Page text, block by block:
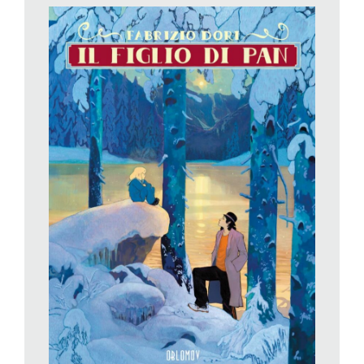
proprio ciò che fa Eustis con le sue storie.
La filosofia del satiro si fonda interamente sull’euforia per le
cose belle e il divertimento, senza alcuno scopo produttivo.
Per questo desidera ritrovare i compagni di feste divine, e nel
frattempo cerca un pochino di magia nella narrazione. Non
solo lui, ma anche altre divinità nel corso del fumetto
rimpiangono l’epoca in cui i mortali accoglievano i misteri del
mondo e cedevano volentieri al fascino dell’irrazionale senza
volerlo risolvere, al contrario del presente ultra-logico ed
efficiente da cui i miti greci sono banditi. Lo stile di disegno
volubile, perciò, ricalca questa visione e rende le pagine a
fumetti finestre su un’esperienza disordinata e ammaliante per
chi le legge.
La sensazione dell’ebbrezza tanto cara a Eustis si avvale
anche di una struttura narrativa adeguata. Ritrovare la famiglia
divina del satiro costituisce in realtà solo un pretesto per
avviare un susseguirsi di incontri e missioni concatenate, in un